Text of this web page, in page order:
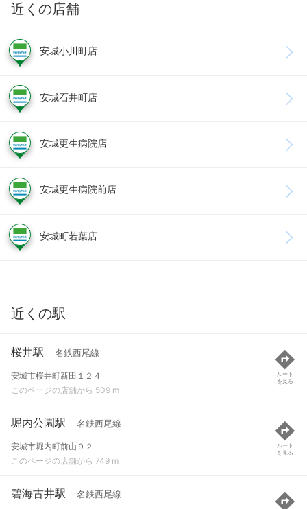
近くの店舗
安城小川町店
安城石井町店
安城更生病院店
安城更生病院前店
安城町若葉店
近くの駅
桜井駅 名鉄西尾線
安城市桜井町新田１２４
このページの店舗から 509 m
ルート
を見る
堀内公園駅 名鉄西尾線
安城市堀内町前山９２
このページの店舗から 749 m
ルート
を見る
碧海古井駅 名鉄西尾線